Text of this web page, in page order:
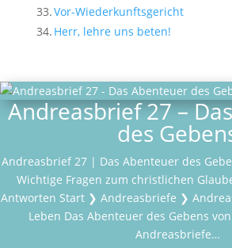
33.Vor-Wiederkunftsgericht
34. Herr, lehre uns beten!
Andreasbrief 27 –
des
Andreasbrief 27 | Das Abenteuer des
Wichtige Fragen zum christlichen
Antworten Start ❯ Andreasbriefe ❯
Leben Das Abenteuer des Gebens
Andreasbriefe…